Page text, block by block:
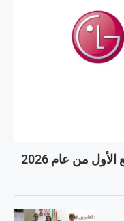
من عام 2026